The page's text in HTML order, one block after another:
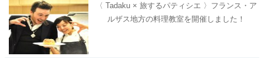
〈 Tadaku × 旅するパティシエ 〉フランス・ア
ルザス地方の料理教室を開催しました！